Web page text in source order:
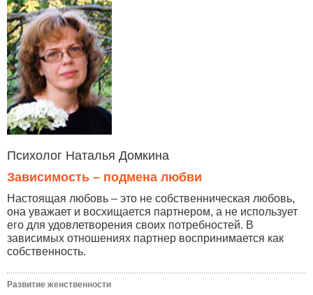
Психолог Наталья Домкина
Зависимость – подмена любви
Настоящая любовь – это не собственническая любовь,
она уважает и восхищается партнером, а не использует
его для удовлетворения своих потребностей. В
зависимых отношениях партнер воспринимается как
собственность.
Развитие женственности